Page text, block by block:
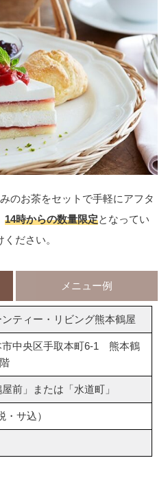
のお茶をセットで手軽にアフタ
14時からの数量限定となってい
ださい。
メニュー例
ティー・リビング熊本鶴屋
市中央区手取本町6-1 熊本鶴
屋前」または「水道町」
・サ込）